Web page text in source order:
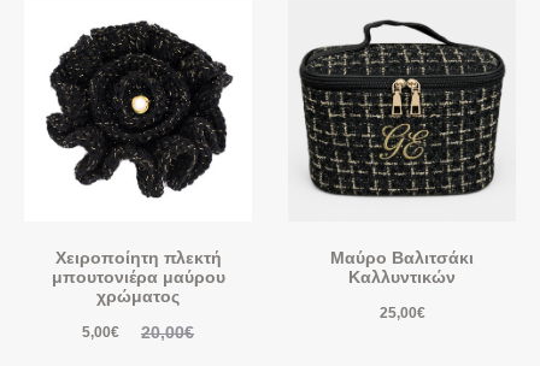
Χειροποίητη πλεκτή
μπουτονιέρα μαύρου
χρώματος
20,00€
5,00€
Μαύρο Βαλιτσάκι
Καλλυντικών
25,00€